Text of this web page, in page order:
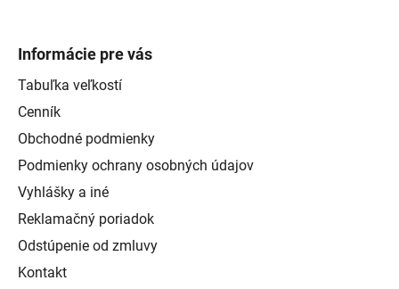
Informácie pre vás
Tabuľka veľkostí
Cenník
Obchodné podmienky
Podmienky ochrany osobných údajov
Vyhlášky a iné
Reklamačný poriadok
Odstúpenie od zmluvy
Kontakt